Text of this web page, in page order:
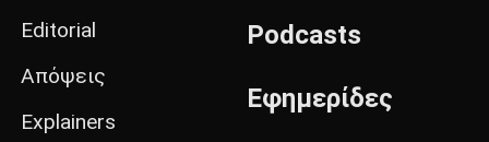
Editorial
Απόψεις
Explainers
Podcasts
Εφημερίδες